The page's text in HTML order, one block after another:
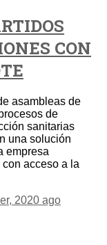
CON
asambleas de
de
sanitarias
una solución
empresa
acceso a la
2020 ago